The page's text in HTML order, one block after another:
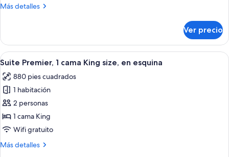
cama
Más detalles
Más
Premier,
cama
size
Ver precio
Abrir
todas
las
fotos
de
Suite
Premier,
cama
Una sala de estar moderna con un
14
Suite Premier, 1 cama King size, en esquina
880 pies cuadrados
1 habitación
2 personas
1 cama King
Wifi gratuito
Más detalles
Más